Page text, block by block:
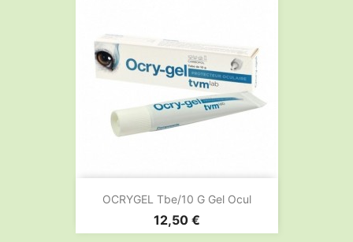
OCRYGEL Tbe/10 G Gel Ocul
Prix
12,50 €